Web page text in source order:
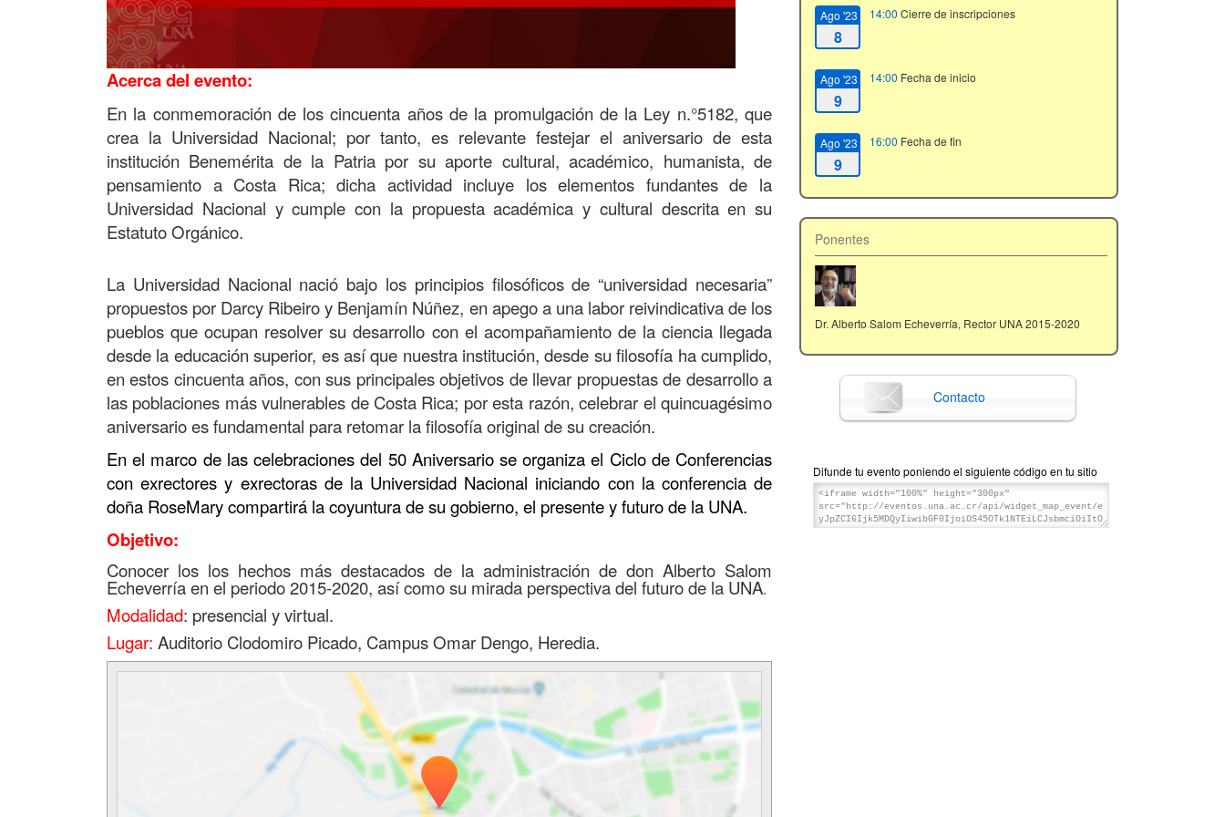
Acerca del evento:
En la conmemoración de los cincuenta años de la promulgación de la Ley n.°5182, que
crea la Universidad Nacional; por tanto, es relevante festejar el aniversario de esta
institución Benemérita de la Patria por su aporte cultural, académico, humanista, de
pensamiento a Costa Rica; dicha actividad incluye los elementos fundantes de la
Universidad Nacional y cumple con la propuesta académica y cultural descrita en su
Estatuto Orgánico.
La Universidad Nacional nació bajo los principios filosóficos de “universidad necesaria”
propuestos por Darcy Ribeiro y Benjamín Núñez, en apego a una labor reivindicativa de los
pueblos que ocupan resolver su desarrollo con el acompañamiento de la ciencia llegada
desde la educación superior, es así que nuestra institución, desde su filosofía ha cumplido,
en estos cincuenta años, con sus principales objetivos de llevar propuestas de desarrollo a
las poblaciones más vulnerables de Costa Rica; por esta razón, celebrar el quincuagésimo
aniversario es fundamental para retomar la filosofía original de su creación.
En el marco de las celebraciones del 50 Aniversario se organiza el Ciclo de Conferencias
con exrectores y exrectoras de la Universidad Nacional iniciando con la conferencia de
doña RoseMary compartirá la coyuntura de su gobierno, el presente y futuro de la UNA.
Objetivo:
Conocer los los hechos más destacados de la administración de don Alberto Salom
Echeverría en el periodo 2015-2020, así como su mirada perspectiva del futuro de la UNA.
Modalidad: presencial y virtual.
Lugar: Auditorio Clodomiro Picado, Campus Omar Dengo, Heredia.
Ago '23
8
14:00 Cierre de inscripciones
Ago '23
9
14:00 Fecha de inicio
Ago '23
9
16:00 Fecha de fin
Ponentes
Dr. Alberto Salom Echeverría, Rector UNA 2015-2020
Contacto
Difunde tu evento poniendo el siguiente código en tu sitio